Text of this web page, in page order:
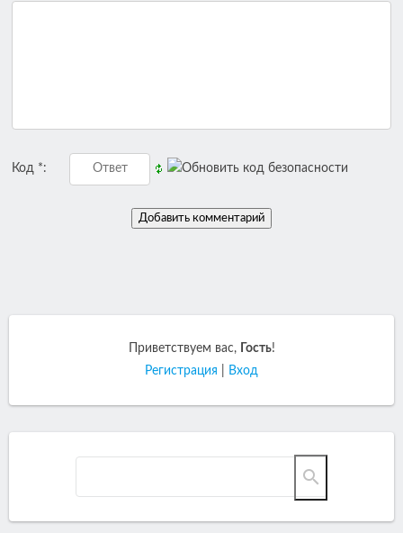
Код *:
Приветствуем вас, Гость!
Регистрация
Вход